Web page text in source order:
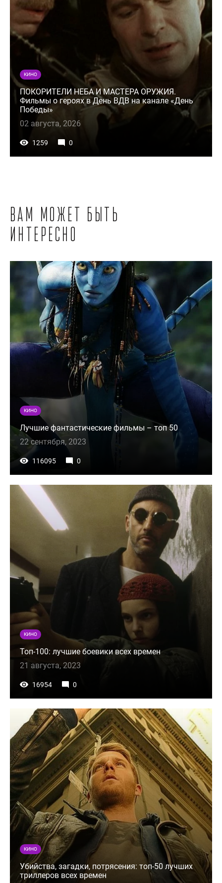
КИНО
ПОКОРИТЕЛИ НЕБА И МАСТЕРА ОРУЖИЯ.
Фильмы о героях в День ВДВ на канале «День
Победы»
02 августа, 2026
1259 0
Вам может быть
интересно
КИНО
Лучшие фантастические фильмы – топ 50
22 сентября, 2023
116095 0
КИНО
Топ-100: лучшие боевики всех времен
21 августа, 2023
16954 0
КИНО
Убийства, загадки, потрясения: топ-50 лучших
триллеров всех времен